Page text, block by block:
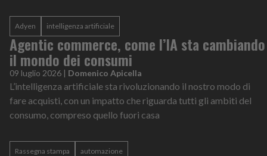
Adyen intelligenza artificiale
Agentic commerce, come l’IA sta cambiando
il mondo dei consumi
09 luglio 2026 | Domenico Apicella
L’intelligenza artificiale sta rivoluzionando il nostro modo di
fare acquisti, con un impatto che riguarda tutti gli ambiti del
consumo, compreso quello fuori casa
Rassegna stampa automazione